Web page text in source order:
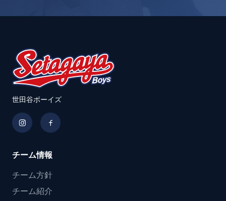
世田谷ボーイズ
チーム情報
チーム方針
チーム紹介